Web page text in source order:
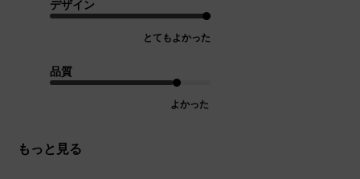
デザイン
とてもよかった
品質
よかった
もっと見る